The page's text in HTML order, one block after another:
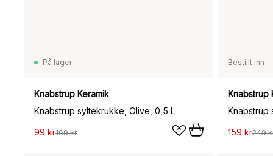
På lager
Knabstrup Keramik
Knabstrup syltekrukke, Olive, 0,5 L
99 kr169 kr
Bestillt inn
Knabstrup
Knabstrup
159 kr249